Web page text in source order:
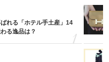
れる「ホテル手土産」14
る逸品は？